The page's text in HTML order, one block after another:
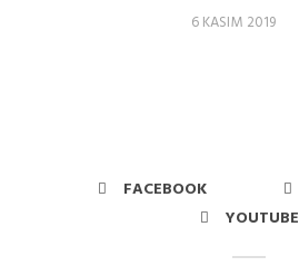
6 KASIM 2019
FACEBOOK
YOUTUBE